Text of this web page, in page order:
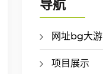
导航
网址bg大游
项目展示